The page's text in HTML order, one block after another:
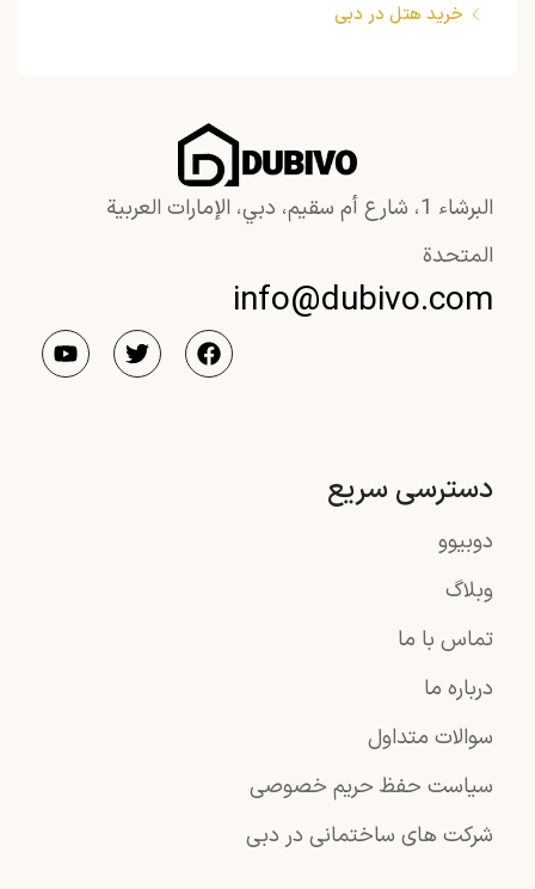
خرید هتل در دبی
البرشاء 1، شارع أم سقيم، دبي، الإمارات العربية
المتحدة
info@dubivo.com
دسترسی سریع
دوبیوو
وبلاگ
تماس با ما
درباره ما
سوالات متداول
سیاست حفظ حریم خصوصی
شرکت های ساختمانی در دبی